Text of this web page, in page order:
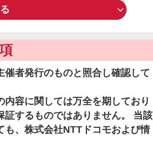
者発行のものと照合し確認して
容に関しては万全を期しており
証するものではありません。 当該
も、株式会社NTTドコモおよび情